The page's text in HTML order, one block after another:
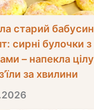
старий бабусин
сирні булочки з
– напекла цілу
за хвилини